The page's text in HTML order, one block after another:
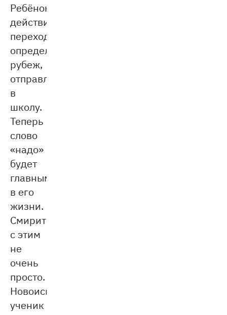
Ребёнок
действительно
переходит
определённый
рубеж,
отправляясь
в
школу.
Теперь
слово
«надо»
будет
главным
в его
жизни.
Смириться
с этим
не
очень
просто.
Новоиспечённый
ученик